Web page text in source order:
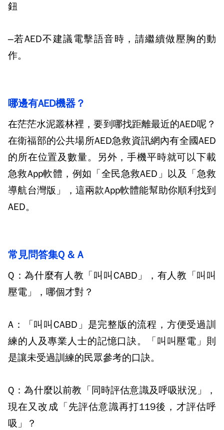
鈕
–若AED不建議電擊語音時，請繼續做壓胸的動
作。
哪邊有AED機器？
在茫茫水泥叢林裡，要到哪找距離最近的AED呢？
在衛福部的公共場所AED急救資訊網內有全國AED
的所在位置及數量。另外，手機平時就可以下載
急救App軟體，例如「全民急救AED 」以及「急救
導航台灣版」，這兩款App軟體能幫助你順利找到
AED。
常見問答集Q & A
Q：為什麼有人教「叫叫 CABD 」，有人教「叫叫
壓電」，哪個才對？
A： 「叫叫 CABD 」是完整版的流程，方便受過訓
練的人及專業人士的記憶口訣。「叫叫壓電」則
是讓未受過訓練的民眾參考的口訣。
Q：為什麼以前教「同時評估意識及呼吸狀況」，
現在又改成「先評估意識再打119後，才評估呼
吸」？